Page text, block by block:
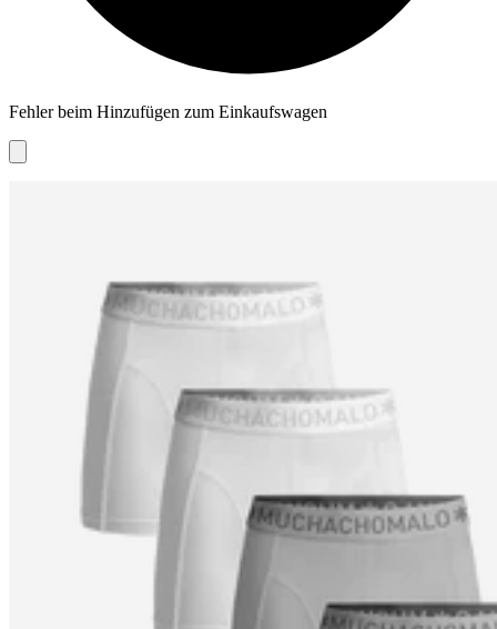
Fehler beim Hinzufügen zum Einkaufswagen